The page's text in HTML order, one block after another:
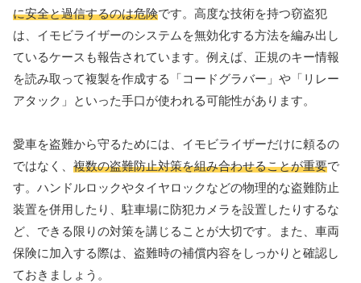
に安全と過信するのは危険です。高度な技術を持つ窃盗犯
は、イモビライザーのシステムを無効化する方法を編み出し
ているケースも報告されています。例えば、正規のキー情報
を読み取って複製を作成する「コードグラバー」や「リレー
アタック」といった手口が使われる可能性があります。
愛車を盗難から守るためには、イモビライザーだけに頼るの
ではなく、 複数の盗難防止対策を組み合わせることが重要で
す。ハンドルロックやタイヤロックなどの物理的な盗難防止
装置を併用したり、駐車場に防犯カメラを設置したりするな
ど、できる限りの対策を講じることが大切です。また、車両
保険に加入する際は、盗難時の補償内容をしっかりと確認し
ておきましょう。